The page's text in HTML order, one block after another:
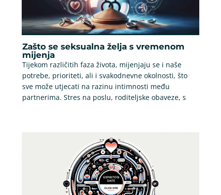
Zašto se seksualna želja s vremenom
mijenja
Tijekom različitih faza života, mijenjaju se i naše
potrebe, prioriteti, ali i svakodnevne okolnosti, što
sve može utjecati na razinu intimnosti među
partnerima. Stres na poslu, roditeljske obaveze, s